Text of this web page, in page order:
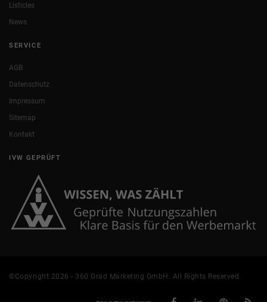
Listicles
News
SERVICE
AGB
Datenschutz
Impressum
Sitemap
Kontakt
IVW GEPRÜFT
©Copyright 2026 - 360 Grad Marketing GmbH. All Rights Reserved.